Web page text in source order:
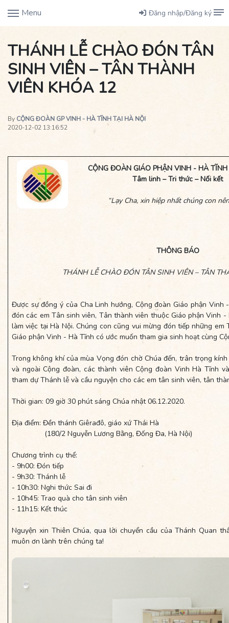
Menu Đăng nhập/Đăng ký
THÁNH LỄ CHÀO ĐÓN TÂN
SINH VIÊN – TÂN THÀNH
VIÊN KHÓA 12
By CỘNG ĐOÀN GP VINH - HÀ TĨNH TẠI HÀ NỘI
2020-12-02 13:16:52
CỘNG ĐOÀN GIÁO PHẬN VINH - HÀ
Tâm linh – Tri thức – Nối kết
“Lạy Cha, xin hiệp nhất chúng con
THÔNG BÁO
THÁNH LỄ CHÀO ĐÓN TÂN SINH VIÊN – TÂN
Được sự đồng ý của Cha Linh hướng, Cộng đoàn Giáo phận
đón các em Tân sinh viên, Tân thành viên thuộc Giáo phận Vinh
làm việc tại Hà Nội. Chúng con cũng vui mừng đón tiếp những
Giáo phận Vinh - Hà Tĩnh có ước muốn tham gia sinh hoạt cùng
Trong không khí của mùa Vọng đón chờ Chúa đến, trân trọng
và ngoài Cộng đoàn, các thành viên Cộng đoàn Vinh Hà Tĩnh
tham dự Thánh lễ và cầu nguyện cho các em tân sinh viên, tân
Thời gian: 09 giờ 30 phút sáng Chúa nhật 06.12.2020.
Địa điểm: Đền thánh Giêrađô, giáo xứ Thái Hà
(180/2 Nguyễn Lương Bằng, Đống Đa, Hà Nội)
Chương trình cụ thể:
- 9h00: Đón tiếp
- 9h30: Thánh lễ
- 10h30: Nghi thức Sai đi
- 10h45: Trao quà cho tân sinh viên
- 11h15: Kết thúc
Nguyện xin Thiên Chúa, qua lời chuyển cầu của Thánh Quan
muôn ơn lành trên chúng ta!